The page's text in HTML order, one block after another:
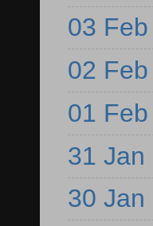
03 Feb
02 Feb
01 Feb
31 Jan
30 Jan